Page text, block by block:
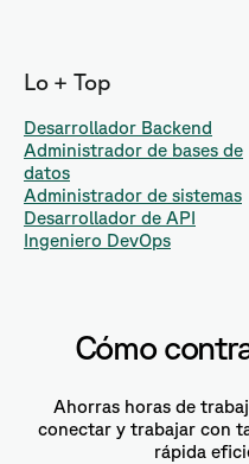
Lo + Top
Desarrollador Backend
Administrador de bases de
datos
Administrador de sistemas
Desarrollador de API
Ingeniero DevOps
Cómo
Ahorras horas de
conectar y trabajar con
rápida